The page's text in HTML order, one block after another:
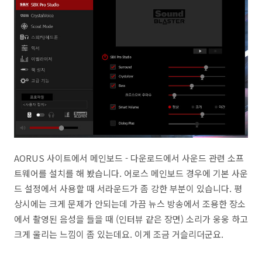
AORUS 사이트에서 메인보드 - 다운로드에서 사운드 관련 소프
트웨어를 설치를 해 봤습니다. 어로스 메인보드 경우에 기본 사운
드 설정에서 사용할 때 서라운드가 좀 강한 부분이 있습니다. 평
상시에는 크게 문제가 안되는데 가끔 뉴스 방송에서 조용한 장소
에서 촬영된 음성을 들을 때 (인터뷰 같은 장면) 소리가 웅웅 하고
크게 울리는 느낌이 좀 있는데요. 이게 조금 거슬리더군요.